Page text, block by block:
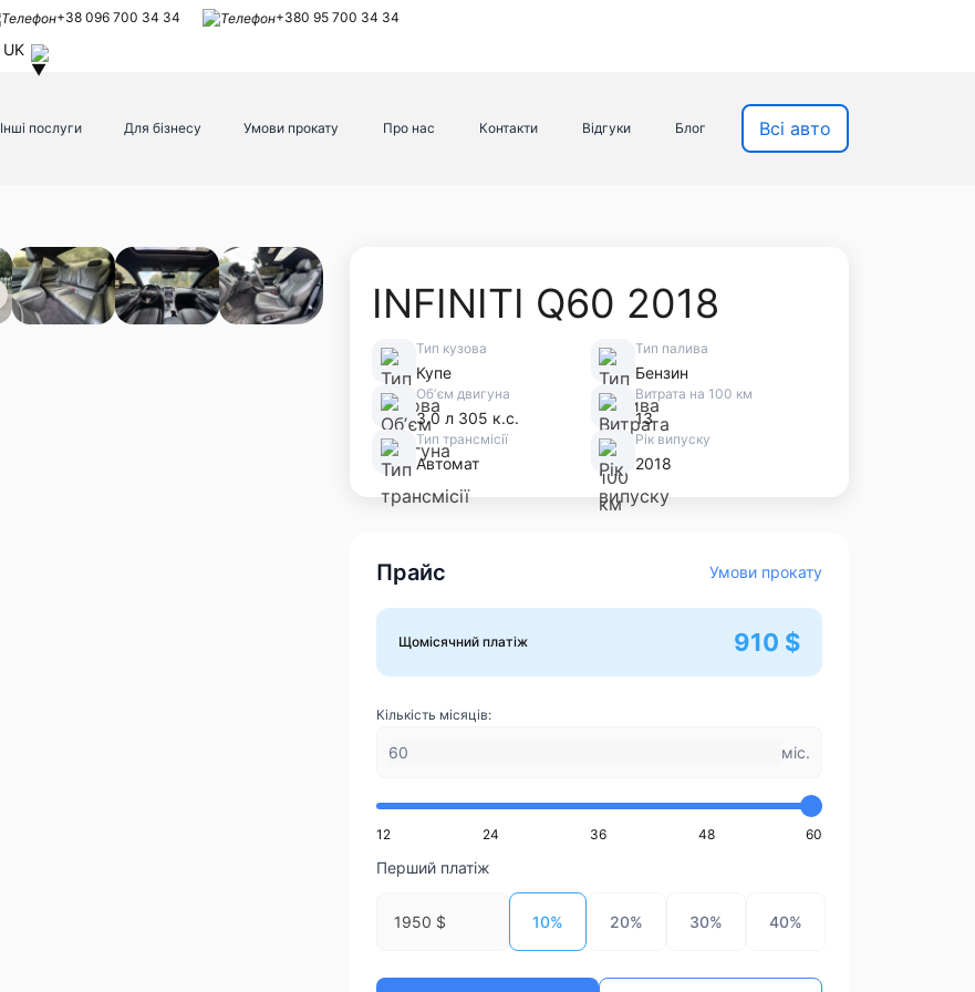
+38 096 700 34 34 +380 95 700 34 34
UK
Інші послуги Для бізнесу Умови прокату Про нас Контакти Відгуки Блог Всі авто
INFINITI Q60 2018
Тип кузова
Купе
Тип палива
Бензин
Обʼєм двигуна
3.0 л 305 к.с.
Витрата на 100 км
13
Тип трансмісії
Автомат
Рік випуску
2018
Прайс Умови прокату
Щомісячний платіж 910 $
Кількість місяців:
міс.
12 24 36 48 60
Перший платіж
1950 $ 10% 20% 30% 40%